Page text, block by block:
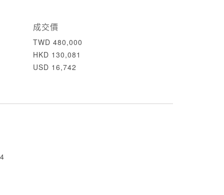
成交價
TWD 480,000
HKD 130,081
USD 16,742